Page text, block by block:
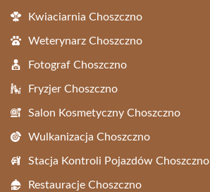
Kwiaciarnia Choszczno
Weterynarz Choszczno
Fotograf Choszczno
Fryzjer Choszczno
Salon Kosmetyczny Choszczno
Wulkanizacja Choszczno
Stacja Kontroli Pojazdów Choszczno
Restauracje Choszczno